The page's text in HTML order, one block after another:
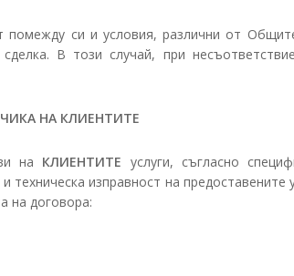
си и условия, различни от
В този случай, при
НА КЛИЕНТИТЕ
на КЛИЕНТИТЕ услуги, съгласно
техническа изправност на
на договора: